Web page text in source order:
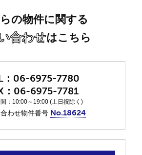
の物件に関する
合わせはこちら
06-6975-7780
06-6975-7781
：10:00～19:00 (土日祝除く)
わせ物件番号 No.18624